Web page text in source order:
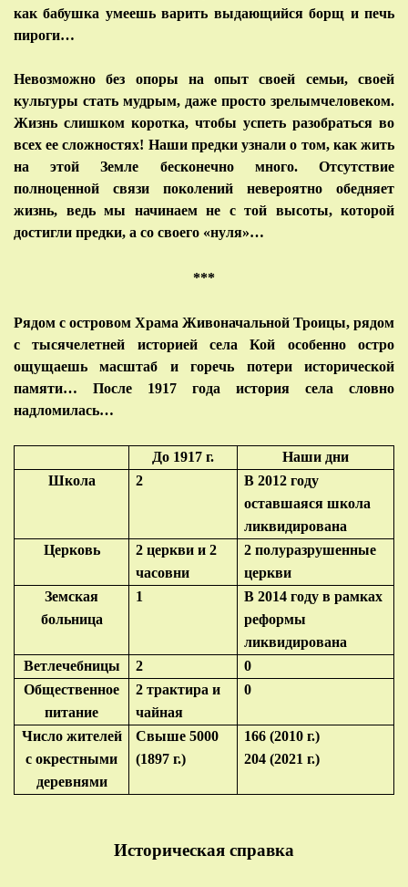
как бабушка умеешь варить выдающийся борщ и печь
пироги…
Невозможно без опоры на опыт своей семьи, своей
культуры стать мудрым, даже просто зрелымчеловеком.
Жизнь слишком коротка, чтобы успеть разобраться во
всех ее сложностях! Наши предки узнали о том, как жить
на этой Земле бесконечно много. Отсутствие
полноценной связи поколений невероятно обедняет
жизнь, ведь мы начинаем не с той высоты, которой
достигли предки, а со своего «нуля»…
***
Рядом с островом Храма Живоначальной Троицы, рядом
с тысячелетней историей села Кой особенно остро
ощущаешь масштаб и горечь потери исторической
памяти… После 1917 года история села словно
надломилась…
До 1917 г.
Наши дни
Школа
2
В 2012 году
оставшаяся школа
ликвидирована
Церковь
2 церкви и 2
часовни
2 полуразрушенные
церкви
Земская
больница
1
В 2014 году в рамках
реформы
ликвидирована
Ветлечебницы
2
0
Общественное
питание
2 трактира и
чайная
0
Число жителей
с окрестными
деревнями
Свыше 5000
(1897 г.)
166 (2010 г.)
204 (2021 г.)
Историческая справка